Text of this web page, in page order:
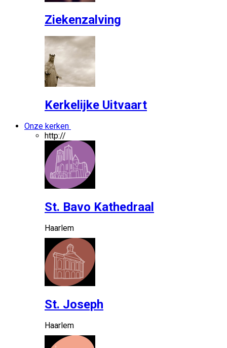
Ziekenzalving
Kerkelijke Uitvaart
Onze kerken
http://
St. Bavo Kathedraal
Haarlem
St. Joseph
Haarlem